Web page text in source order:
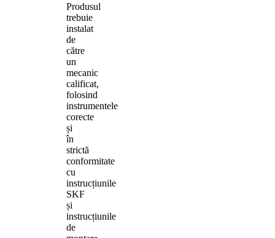
Produsul
trebuie
instalat
de
către
un
mecanic
calificat,
folosind
instrumentele
corecte
și
în
strictă
conformitate
cu
instrucțiunile
SKF
și
instrucțiunile
de